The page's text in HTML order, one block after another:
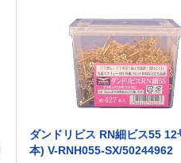
ダンドリビス RN細ビス55 12
本) V-RNH055-SX/50244962